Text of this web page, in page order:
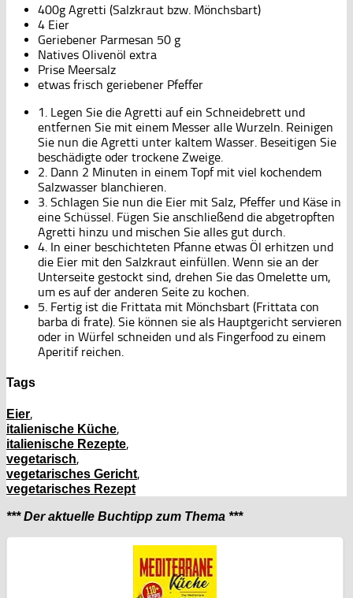
400g Agretti (Salzkraut bzw. Mönchsbart)
4 Eier
Geriebener Parmesan 50 g
Natives Olivenöl extra
Prise Meersalz
etwas frisch geriebener Pfeffer
1. Legen Sie die Agretti auf ein Schneidebrett und
entfernen Sie mit einem Messer alle Wurzeln. Reinigen
Sie nun die Agretti unter kaltem Wasser. Beseitigen Sie
beschädigte oder trockene Zweige.
2. Dann 2 Minuten in einem Topf mit viel kochendem
Salzwasser blanchieren.
3. Schlagen Sie nun die Eier mit Salz, Pfeffer und Käse in
eine Schüssel. Fügen Sie anschließend die abgetropften
Agretti hinzu und mischen Sie alles gut durch.
4. In einer beschichteten Pfanne etwas Öl erhitzen und
die Eier mit den Salzkraut einfüllen. Wenn sie an der
Unterseite gestockt sind, drehen Sie das Omelette um,
um es auf der anderen Seite zu kochen.
5. Fertig ist die Frittata mit Mönchsbart (Frittata con
barba di frate). Sie können sie als Hauptgericht servieren
oder in Würfel schneiden und als Fingerfood zu einem
Aperitif reichen.
Tags
Eier,
italienische Küche,
italienische Rezepte,
vegetarisch,
vegetarisches Gericht,
vegetarisches Rezept
*** Der aktuelle Buchtipp zum Thema ***